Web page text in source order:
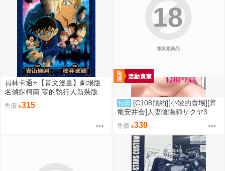
員林卡通⭐️【青文漫畫】劇場版
名偵探柯南 零的執行人新裝版
（全）作者：青山剛昌(附尼采書
套)
售價 315
限制級商品
18
預購 [C108預約][小竣的賣場][昇
竜安井会]人妻陰陽師サクヤ3
寝取り篇 同人誌id=3785657
售價 330